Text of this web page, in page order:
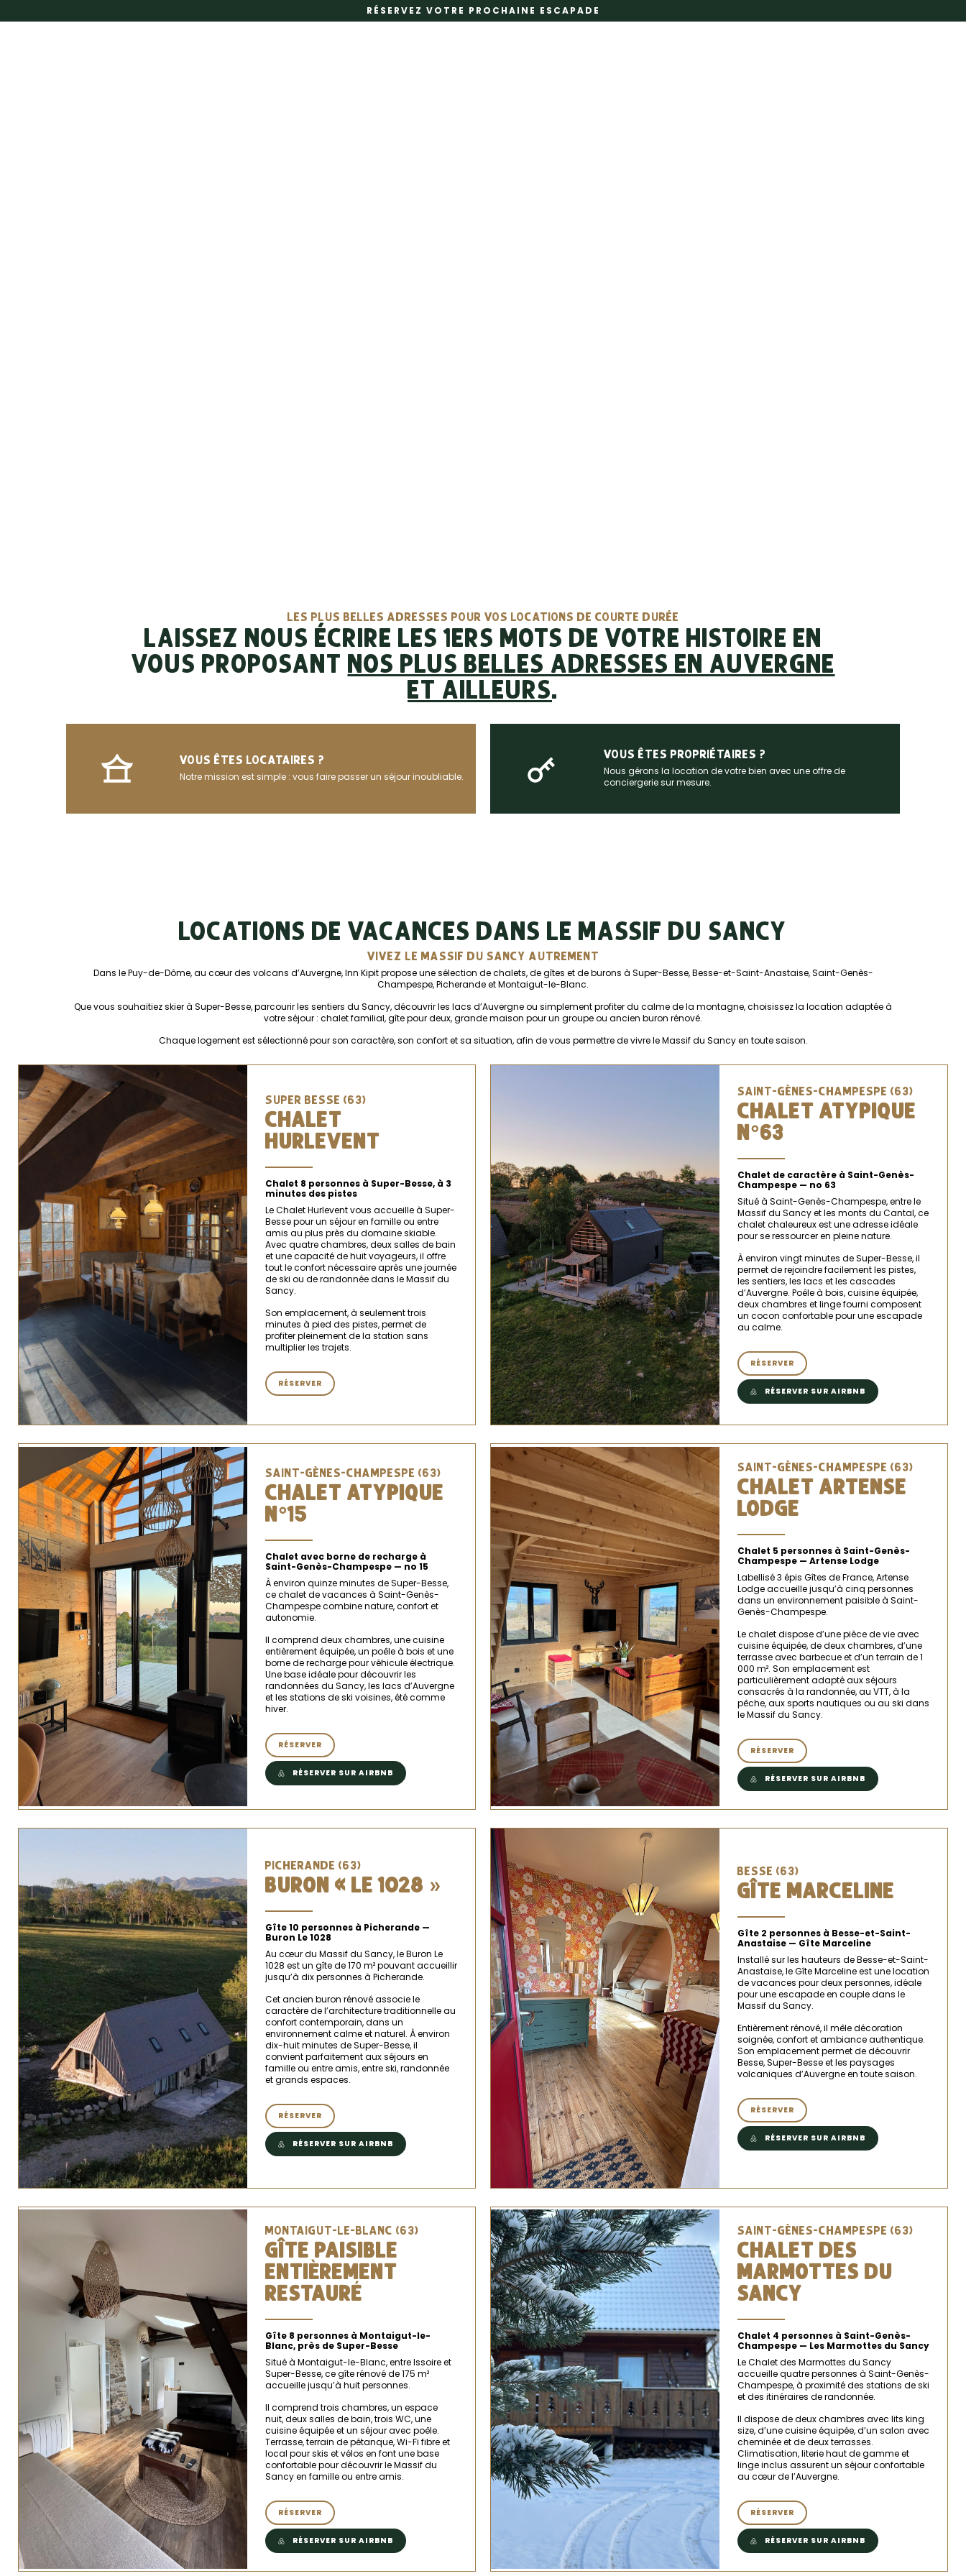
RÉSERVEZ VOTRE PROCHAINE ESCAPADE
LES PLUS BELLES ADRESSES POUR VOS LOCATIONS DE COURTE DURÉE
LAISSEZ NOUS ÉCRIRE LES 1ERS MOTS DE VOTRE HISTOIRE EN
VOUS PROPOSANT NOS PLUS BELLES ADRESSES EN AUVERGNE
ET AILLEURS.
VOUS ÊTES LOCATAIRES ?
Notre mission est simple : vous faire passer un séjour inoubliable.
VOUS ÊTES PROPRIÉTAIRES ?
Nous gérons la location de votre bien avec une offre de
conciergerie sur mesure.
LOCATIONS DE VACANCES DANS LE MASSIF DU SANCY
VIVEZ LE MASSIF DU SANCY AUTREMENT
Dans le Puy-de-Dôme, au cœur des volcans d’Auvergne, Inn Kipit propose une sélection de chalets, de gîtes et de burons à Super-Besse, Besse-et-Saint-Anastaise, Saint-Genès-
Champespe, Picherande et Montaigut-le-Blanc.
Que vous souhaitiez skier à Super-Besse, parcourir les sentiers du Sancy, découvrir les lacs d’Auvergne ou simplement profiter du calme de la montagne, choisissez la location adaptée à
votre séjour : chalet familial, gîte pour deux, grande maison pour un groupe ou ancien buron rénové.
Chaque logement est sélectionné pour son caractère, son confort et sa situation, afin de vous permettre de vivre le Massif du Sancy en toute saison.
SUPER BESSE (63)
CHALET
HURLEVENT
Chalet 8 personnes à Super-Besse, à 3
minutes des pistes
Le Chalet Hurlevent vous accueille à Super-
Besse pour un séjour en famille ou entre
amis au plus près du domaine skiable.
Avec quatre chambres, deux salles de bain
et une capacité de huit voyageurs, il offre
tout le confort nécessaire après une journée
de ski ou de randonnée dans le Massif du
Sancy.
Son emplacement, à seulement trois
minutes à pied des pistes, permet de
profiter pleinement de la station sans
multiplier les trajets.
RÉSERVER
SAINT-GÈNES-CHAMPESPE (63)
CHALET ATYPIQUE
N°63
Chalet de caractère à Saint-Genès-
Champespe — no 63
Situé à Saint-Genès-Champespe, entre le
Massif du Sancy et les monts du Cantal, ce
chalet chaleureux est une adresse idéale
pour se ressourcer en pleine nature.
À environ vingt minutes de Super-Besse, il
permet de rejoindre facilement les pistes,
les sentiers, les lacs et les cascades
d’Auvergne. Poêle à bois, cuisine équipée,
deux chambres et linge fourni composent
un cocon confortable pour une escapade
au calme.
RÉSERVER
RÉSERVER SUR AIRBNB
SAINT-GÈNES-CHAMPESPE (63)
CHALET ATYPIQUE
N°15
Chalet avec borne de recharge à
Saint-Genès-Champespe — no 15
À environ quinze minutes de Super-Besse,
ce chalet de vacances à Saint-Genès-
Champespe combine nature, confort et
autonomie.
Il comprend deux chambres, une cuisine
entièrement équipée, un poêle à bois et une
borne de recharge pour véhicule électrique.
Une base idéale pour découvrir les
randonnées du Sancy, les lacs d’Auvergne
et les stations de ski voisines, été comme
hiver.
RÉSERVER
RÉSERVER SUR AIRBNB
SAINT-GÈNES-CHAMPESPE (63)
CHALET ARTENSE
LODGE
Chalet 5 personnes à Saint-Genès-
Champespe — Artense Lodge
Labellisé 3 épis Gîtes de France, Artense
Lodge accueille jusqu’à cinq personnes
dans un environnement paisible à Saint-
Genès-Champespe.
Le chalet dispose d’une pièce de vie avec
cuisine équipée, de deux chambres, d’une
terrasse avec barbecue et d’un terrain de 1
000 m². Son emplacement est
particulièrement adapté aux séjours
consacrés à la randonnée, au VTT, à la
pêche, aux sports nautiques ou au ski dans
le Massif du Sancy.
RÉSERVER
RÉSERVER SUR AIRBNB
PICHERANDE (63)
BURON « LE 1028 »
Gîte 10 personnes à Picherande —
Buron Le 1028
Au cœur du Massif du Sancy, le Buron Le
1028 est un gîte de 170 m² pouvant accueillir
jusqu’à dix personnes à Picherande.
Cet ancien buron rénové associe le
caractère de l’architecture traditionnelle au
confort contemporain, dans un
environnement calme et naturel. À environ
dix-huit minutes de Super-Besse, il
convient parfaitement aux séjours en
famille ou entre amis, entre ski, randonnée
et grands espaces.
RÉSERVER
RÉSERVER SUR AIRBNB
BESSE (63)
GÎTE MARCELINE
Gîte 2 personnes à Besse-et-Saint-
Anastaise — Gîte Marceline
Installé sur les hauteurs de Besse-et-Saint-
Anastaise, le Gîte Marceline est une location
de vacances pour deux personnes, idéale
pour une escapade en couple dans le
Massif du Sancy.
Entièrement rénové, il mêle décoration
soignée, confort et ambiance authentique.
Son emplacement permet de découvrir
Besse, Super-Besse et les paysages
volcaniques d’Auvergne en toute saison.
RÉSERVER
RÉSERVER SUR AIRBNB
MONTAIGUT-LE-BLANC (63)
GÎTE PAISIBLE
ENTIÈREMENT
RESTAURÉ
Gîte 8 personnes à Montaigut-le-
Blanc, près de Super-Besse
Situé à Montaigut-le-Blanc, entre Issoire et
Super-Besse, ce gîte rénové de 175 m²
accueille jusqu’à huit personnes.
Il comprend trois chambres, un espace
nuit, deux salles de bain, trois WC, une
cuisine équipée et un séjour avec poêle.
Terrasse, terrain de pétanque, Wi-Fi fibre et
local pour skis et vélos en font une base
confortable pour découvrir le Massif du
Sancy en famille ou entre amis.
RÉSERVER
RÉSERVER SUR AIRBNB
SAINT-GÈNES-CHAMPESPE (63)
CHALET DES
MARMOTTES DU
SANCY
Chalet 4 personnes à Saint-Genès-
Champespe — Les Marmottes du Sancy
Le Chalet des Marmottes du Sancy
accueille quatre personnes à Saint-Genès-
Champespe, à proximité des stations de ski
et des itinéraires de randonnée.
Il dispose de deux chambres avec lits king
size, d’une cuisine équipée, d’un salon avec
cheminée et de deux terrasses.
Climatisation, literie haut de gamme et
linge inclus assurent un séjour confortable
au cœur de l’Auvergne.
RÉSERVER
RÉSERVER SUR AIRBNB